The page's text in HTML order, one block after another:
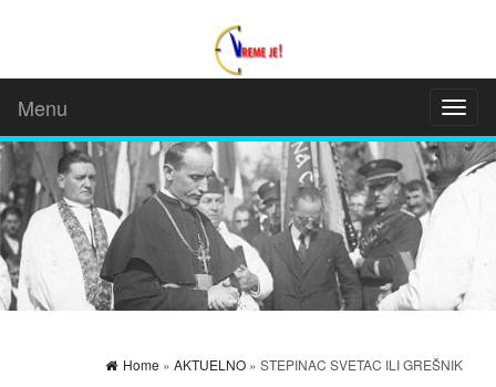
Menu
Home » AKTUELNO » STEPINAC SVETAC ILI GREŠNIK